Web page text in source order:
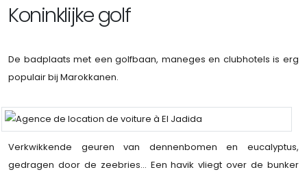
Koninklijke golf
De badplaats met een golfbaan, maneges en clubhotels is erg
populair bij Marokkanen.
Verkwikkende geuren van dennenbomen en eucalyptus,
gedragen door de zeebries... Een havik vliegt over de bunker